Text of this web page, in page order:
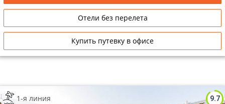
Отели без перелета
Купить путевку в офисе
9.7
1-я линия
Сетевые отели Шри Ланки
Сетевые отели Вьетнама
Сетевые отели Бали